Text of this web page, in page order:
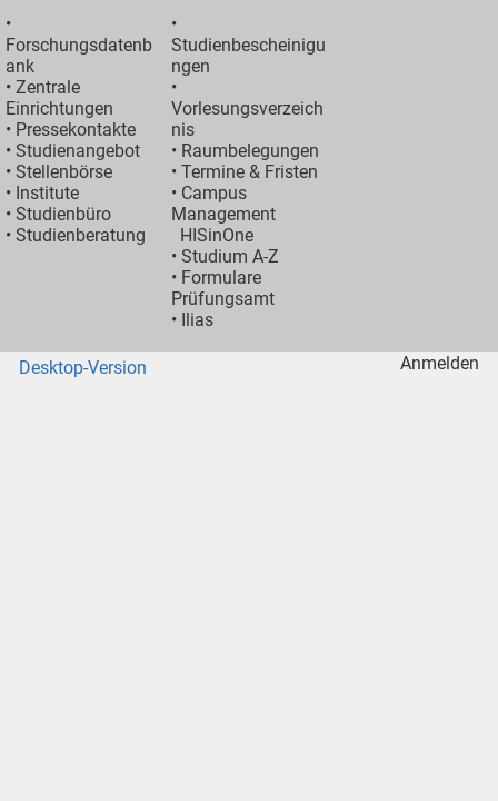
•
Forschungsdatenb
ank
•Zentrale
Einrichtungen
• Pressekontakte
•Studienangebot
•Stellenbörse
• Institute
•Studienbüro
•Studienberatung
•
Studienbescheinigu
ngen
•
Vorlesungsverzeich
nis
• Raumbelegungen
•Termine & Fristen
• Campus
Management
HISinOne
•Studium A-Z
• Formulare
Prüfungsamt
• Ilias
Desktop-Version Anmelden